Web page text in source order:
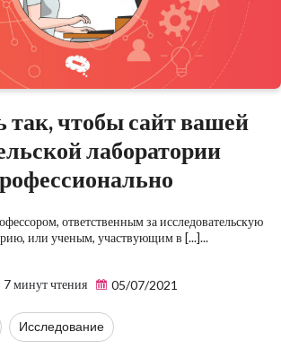
так, чтобы сайт вашей
лаборатории
ответственным за исследовательскую
или ученым, участвующим в [...]...
7 минут чтения 05/07/2021
Исследование